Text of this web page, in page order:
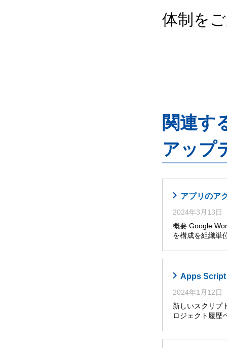
体制を
関連す
アップ
アプリのア
2024年3月13日
概要 Google
を構成を組織単
Apps Script
2024年1月12日
新しいスクリプ
ロジェクト履歴